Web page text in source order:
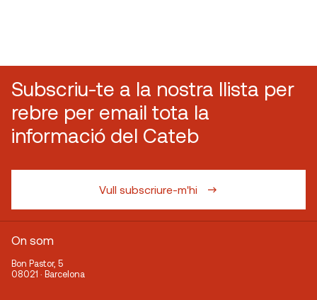
Subscriu-te a la nostra llista per
rebre per email tota la
informació del Cateb
Vull subscriure-m'hi
On som
Bon Pastor, 5
08021 · Barcelona